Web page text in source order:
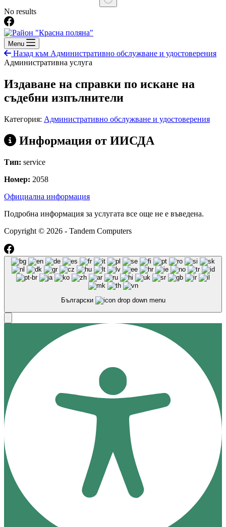
No results
Menu
Назад към Административно обслужване и удостоверения
Административна услуга
Издаване на справки по искане на
съдебни изпълнители
Категория: Административно обслужване и удостоверения
Информация от ИИСДА
Тип: service
Номер: 2058
Официална информация
Подробна информация за услугата все още не е въведена.
Copyright © 2026 - Tandem Computers
Български